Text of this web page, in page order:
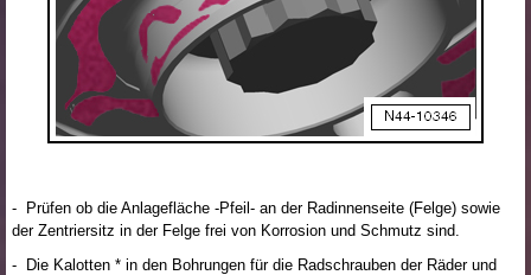
- Prüfen ob die Anlagefläche -Pfeil- an der Radinnenseite (Felge) sowie
der Zentriersitz in der Felge frei von Korrosion und Schmutz sind.
- Die Kalotten * in den Bohrungen für die Radschrauben der Räder und